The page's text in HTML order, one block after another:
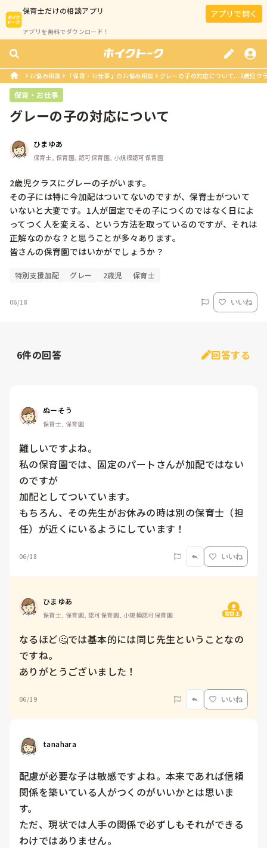
保育士だけの相談アプリ
アプリを無料でダウンロード！
アプリで開く
お悩み相談 「保育・お仕事」のお悩み相談 グレーの子の対応について...2歳児ク
保育・お仕事
グレーの子の対応について
ひまゆあ
保育士, 保育園, 認可保育園, 小規模認可保育園
2歳児クラスにグレーの子がいます。
その子には特に今加配はついてないのですが、保育士がついて
いないと大変です。1人が固定でその子につくのではなく日によ
ってつく人を変える、という方法を取っているのですが、それは
正解なのかな？と思うことが多々あります。
皆さんの保育園ではいかがでしょうか？
特別支援加配 グレー 2歳児 保育士
06/18 いいね
6件の回答 回答する
ぬーそう
保育士, 保育園
難しいですよね。
私の保育園では、固定のパートさんが加配ではない
のですが
加配としてついています。
もちろん、その先生がお休みの時は別の保育士（担
任）が近くにいるようにしています！
06/18 いいね
ひまゆあ
保育士, 保育園, 認可保育園, 小規模認可保育園 質問主
なるほど🤔では基本的には同じ先生ということなの
ですね。
ありがとうございました！
06/19 いいね
tanahara
配慮が必要な子は敏感ですよね。本来であれば信頼
関係を築いている人がつくのがいいかとは思いま
す。
ただ、現状では人手の関係で必ずしもそれができる
わけではありません。